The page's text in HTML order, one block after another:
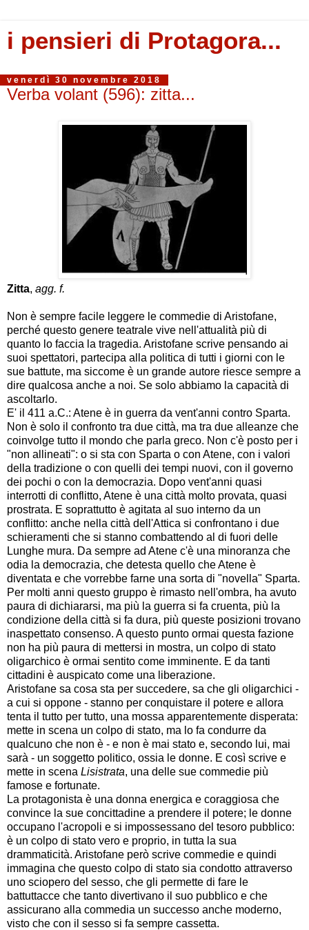
i pensieri di Protagora...
venerdì 30 novembre 2018
Verba volant (596): zitta...
Zitta, agg. f.
Non è sempre facile leggere le commedie di Aristofane,
perché questo genere teatrale vive nell'attualità più di
quanto lo faccia la tragedia. Aristofane scrive pensando ai
suoi spettatori, partecipa alla politica di tutti i giorni con le
sue battute, ma siccome è un grande autore riesce sempre a
dire qualcosa anche a noi. Se solo abbiamo la capacità di
ascoltarlo.
E' il 411 a.C.: Atene è in guerra da vent'anni contro Sparta.
Non è solo il confronto tra due città, ma tra due alleanze che
coinvolge tutto il mondo che parla greco. Non c'è posto per i
"non allineati": o si sta con Sparta o con Atene, con i valori
della tradizione o con quelli dei tempi nuovi, con il governo
dei pochi o con la democrazia. Dopo vent'anni quasi
interrotti di conflitto, Atene è una città molto provata, quasi
prostrata. E soprattutto è agitata al suo interno da un
conflitto: anche nella città dell'Attica si confrontano i due
schieramenti che si stanno combattendo al di fuori delle
Lunghe mura. Da sempre ad Atene c'è una minoranza che
odia la democrazia, che detesta quello che Atene è
diventata e che vorrebbe farne una sorta di "novella" Sparta.
Per molti anni questo gruppo è rimasto nell'ombra, ha avuto
paura di dichiararsi, ma più la guerra si fa cruenta, più la
condizione della città si fa dura, più queste posizioni trovano
inaspettato consenso. A questo punto ormai questa fazione
non ha più paura di mettersi in mostra, un colpo di stato
oligarchico è ormai sentito come imminente. E da tanti
cittadini è auspicato come una liberazione.
Aristofane sa cosa sta per succedere, sa che gli oligarchici -
a cui si oppone - stanno per conquistare il potere e allora
tenta il tutto per tutto, una mossa apparentemente disperata:
mette in scena un colpo di stato, ma lo fa condurre da
qualcuno che non è - e non è mai stato e, secondo lui, mai
sarà - un soggetto politico, ossia le donne. E così scrive e
mette in scena Lisistrata, una delle sue commedie più
famose e fortunate.
La protagonista è una donna energica e coraggiosa che
convince la sue concittadine a prendere il potere; le donne
occupano l'acropoli e si impossessano del tesoro pubblico:
è un colpo di stato vero e proprio, in tutta la sua
drammaticità. Aristofane però scrive commedie e quindi
immagina che questo colpo di stato sia condotto attraverso
uno sciopero del sesso, che gli permette di fare le
battuttacce che tanto divertivano il suo pubblico e che
assicurano alla commedia un successo anche moderno,
visto che con il sesso si fa sempre cassetta.